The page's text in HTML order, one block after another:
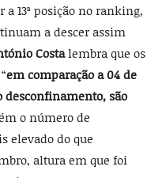
13ª posição no ranking,
a descer assim
Costalembra que os
em comparação a 04 de
desconfinamento, são
o número de
elevado do que
altura em que foi